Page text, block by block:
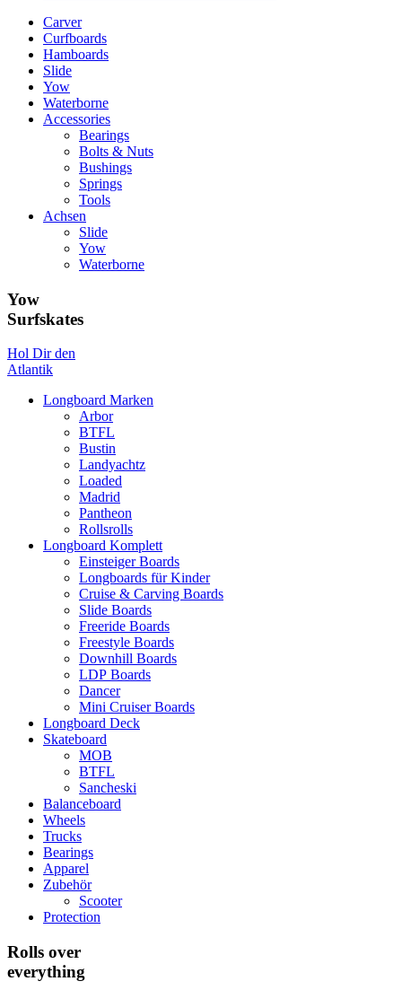
Carver
Curfboards
Hamboards
Slide
Yow
Waterborne
Accessories
Bearings
Bolts & Nuts
Bushings
Springs
Tools
Achsen
Slide
Yow
Waterborne
Yow
Surfskates
Hol Dir den
Atlantik
Longboard Marken
Arbor
BTFL
Bustin
Landyachtz
Loaded
Madrid
Pantheon
Rollsrolls
Longboard Komplett
Einsteiger Boards
Longboards für Kinder
Cruise & Carving Boards
Slide Boards
Freeride Boards
Freestyle Boards
Downhill Boards
LDP Boards
Dancer
Mini Cruiser Boards
Longboard Deck
Skateboard
MOB
BTFL
Sancheski
Balanceboard
Wheels
Trucks
Bearings
Apparel
Zubehör
Scooter
Protection
Rolls over
everything